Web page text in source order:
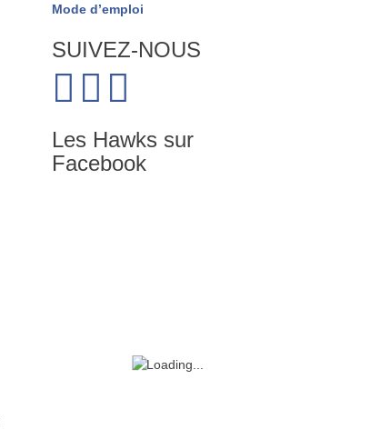
Mode d’emploi
SUIVEZ-NOUS
Les Hawks sur
Facebook